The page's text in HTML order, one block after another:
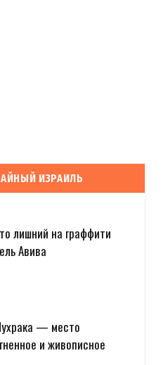
ИЗРАИЛЬ
лишний на граффити
Авива
— место
и живописное